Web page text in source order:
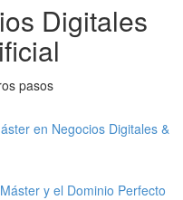
Digitales
pasos
en Negocios Digitales &
y el Dominio Perfecto